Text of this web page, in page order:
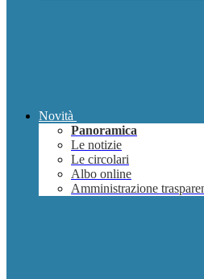
Novità
Panoramica
Le notizie
Le circolari
Albo online
Amministrazione